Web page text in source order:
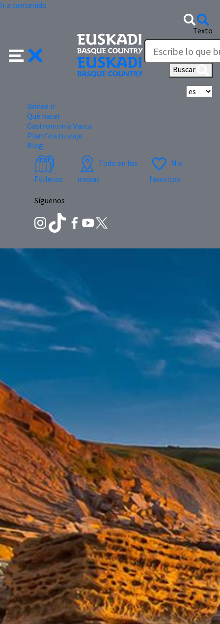
Ir a contenido
Texto
Buscar
Dónde ir
Qué hacer
Gastronomía Vasca
Planifica tu viaje
Blog
Folletos
Todo en los
mapas
Mis
favoritos
Síguenos